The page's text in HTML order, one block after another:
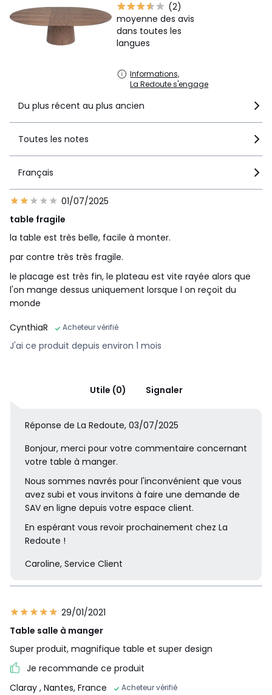
(2)
moyenne des avis
dans toutes les
langues
Informations,
La Redoute s'engage
Du plus récent au plus ancien
Toutes les notes
Français
01/07/2025
table fragile
la table est très belle, facile à monter.
par contre très très fragile.
le placage est très fin, le plateau est vite rayée alors que
l'on mange dessus uniquement lorsque l on reçoit du
monde
CynthiaR
Acheteur vérifié
J'ai ce produit depuis environ 1 mois
Utile (0) Signaler
Réponse de La Redoute, 03/07/2025
Bonjour, merci pour votre commentaire concernant
votre table à manger.
Nous sommes navrés pour l'inconvénient que vous
avez subi et vous invitons à faire une demande de
SAV en ligne depuis votre espace client.
En espérant vous revoir prochainement chez La
Redoute !
Caroline, Service Client
29/01/2021
Table salle à manger
Super produit, magnifique table et super design
Je recommande ce produit
Claray , Nantes, France Acheteur vérifié